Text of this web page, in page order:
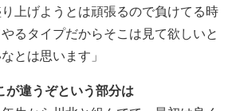
上げようとは頑張るので負けてる時
るタイプだからそこは見て欲しいと
とは思います」
違うぞという部分は